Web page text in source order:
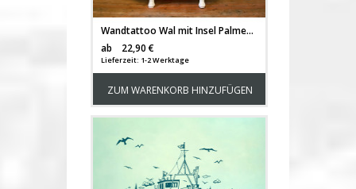
Wandtattoo Wal mit Insel Palmen Luftblasen Möwen Vögel perfekt fürs Badezimmer Wanddeko M2420
ab
22,90 €
Lieferzeit: 1-2 Werktage
ZUM WARENKORB HINZUFÜGEN